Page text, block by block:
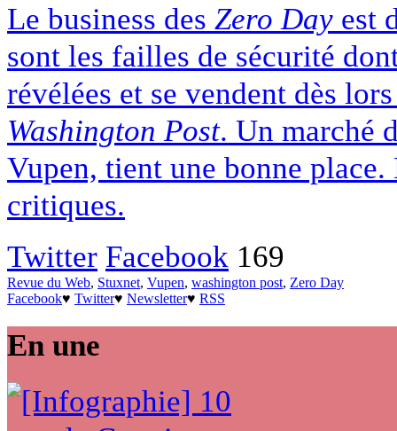
Le business des Zero Day est
sont les failles de sécurité
révélées et se vendent dès
Washington Post. Un marché
Vupen, tient une bonne
critiques.
Twitter Facebook 169
Revue du Web, Stuxnet, Vupen, washington post, Zero Day
Facebook♥ Twitter♥ Newsletter♥ RSS
En une